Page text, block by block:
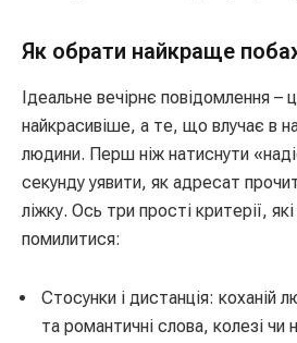
Як обрати найкраще
Ідеальне вечірнє повідомлення –
найкрасивіше, а те, що влучає в
людини. Перш ніж натиснути
секунду уявити, як адресат
ліжку. Ось три прості критерії,
помилитися:
Стосунки і дистанція: коханій
та романтичні слова, колезі